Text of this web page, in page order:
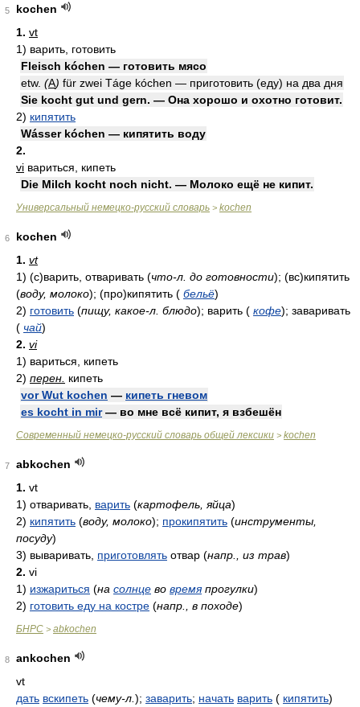
5
kochen
1. vt
1) варить, готовить
Fleisch kóchen — готовить мясо
etw. (A) für zwei Táge kóchen — приготовить (еду) на два дня
Sie kocht gut und gern. — Она хорошо и охотно готовит.
2) кипятить
Wásser kóchen — кипятить воду
2.
vi вариться, кипеть
Die Milch kocht noch nicht. — Молоко ещё не кипит.
Универсальный немецко-русский словарь > kochen
6
kochen
1. vt
1) (с)варить, отваривать (что-л. до готовности); (вс)кипятить
(воду, молоко); (про)кипятить ( бельё)
2) готовить (пищу, какое-л. блюдо); варить ( кофе); заваривать
( чай)
2. vi
1) вариться, кипеть
2) перен. кипеть
vor Wut kochen — кипеть гневом
es kocht in mir— во мне всё кипит, я взбешён
Современный немецко-русский словарь общей лексики > kochen
7
abkochen
1. vt
1) отваривать, варить (картофель, яйца)
2) кипятить (воду, молоко); прокипятить (инструменты,
посуду)
3) вываривать, приготовлять отвар (напр., из трав)
2. vi
1) изжариться (на солнце во времяпрогулки)
2) готовить еду на костре (напр., в походе)
БНРС > abkochen
8
ankochen
vt
дать вскипеть (чему-л. ); заварить; начать варить ( кипятить)